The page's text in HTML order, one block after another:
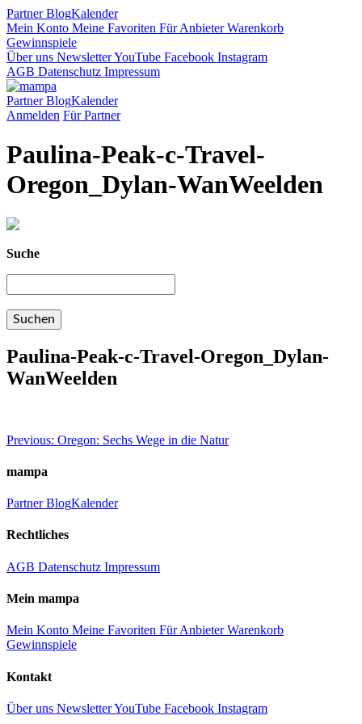
PartnerBlogKalender
Mein Konto Meine Favoriten Für AnbieterWarenkorb
Gewinnspiele
Über uns NewsletterYouTube Facebook Instagram
AGB Datenschutz Impressum
PartnerBlogKalender
Anmelden Für Partner
Paulina-Peak-c-Travel-
Oregon_Dylan-WanWeelden
Suche
Paulina-Peak-c-Travel-Oregon_Dylan-
WanWeelden
Beitragsnavigation
Previous: Oregon: Sechs Wege in die Natur
mampa
PartnerBlogKalender
Rechtliches
AGB Datenschutz Impressum
Mein mampa
Mein Konto Meine Favoriten Für AnbieterWarenkorb
Gewinnspiele
Kontakt
Über uns NewsletterYouTube Facebook Instagram